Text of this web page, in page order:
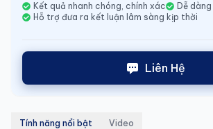
Kết quả nhanh chóng, chính xác
Dễ
Hỗ trợ đưa ra kết luận lâm sàng kịp thời
Liên Hệ
Tính năng nổi bật Video